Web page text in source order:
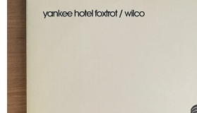
Categories